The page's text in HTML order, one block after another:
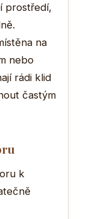
prostředí,
na
nebo
rádi klid
častým
k